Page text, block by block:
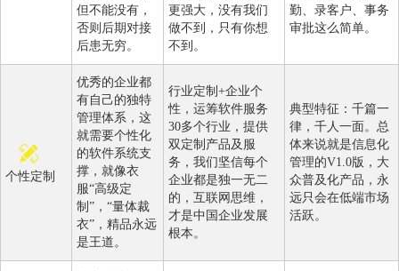
但不能没有，
否则后期对接
后患无穷。
更强大，没有我们
做不到，只有你想
不到。
勤、录客户、事务
审批这么简单。
个性定制
优秀的企业都
有自己的独特
管理体系，这
就需要个性化
的软件系统支
撑，就像衣
服“高级定
制”，“量体裁
衣”，精品永远
是王道。
行业定制+企业个
性，运筹软件服务
30多个行业，提供
双定制产品及服
务，我们坚信每个
企业都是独一无二
的，互联网思维，
才是中国企业发展
根本。
典型特征：千篇一
律，千人一面。总
体来说就是信息化
管理的V1.0版，大
众普及化产品，永
远只会在低端市场
活跃。